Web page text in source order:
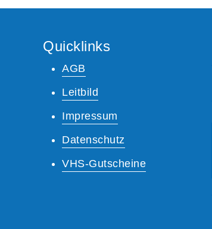
Quicklinks
AGB
Leitbild
Impressum
Datenschutz
VHS-Gutscheine